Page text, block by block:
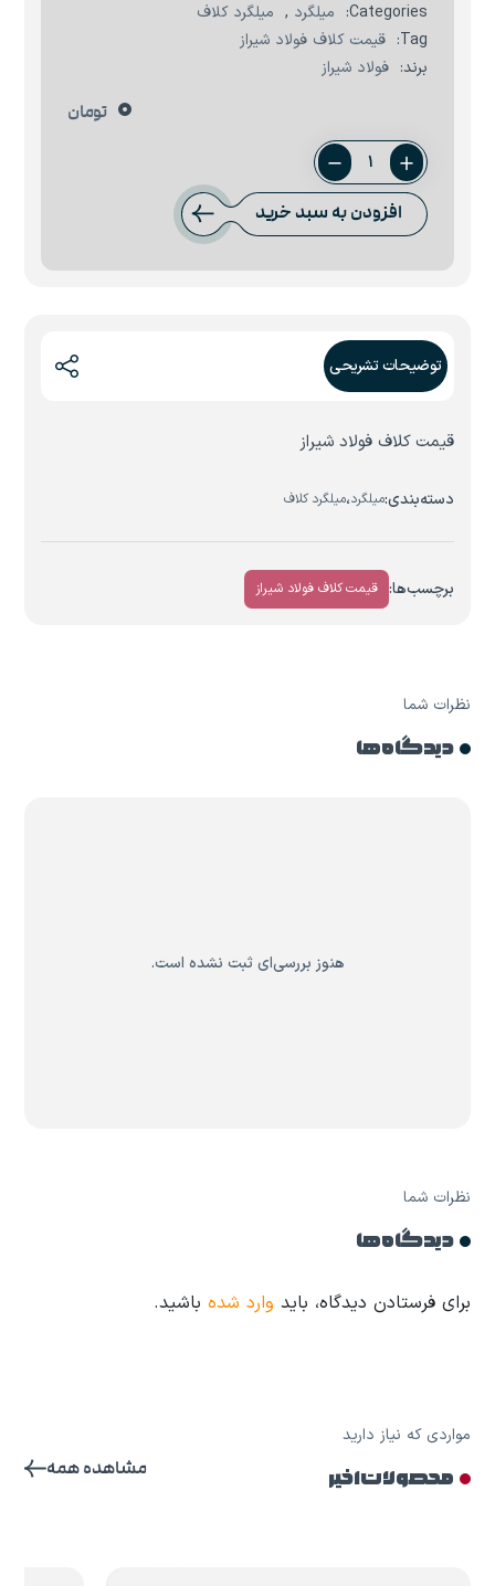
Categories: میلگرد , میلگرد کلاف
Tag:
قیمت کلاف فولاد شیراز
برند: فولاد شیراز
0 تومان
کلاف
9.5
فولاد
افزودن به سبد خرید
توضیحات تشریحی
قیمت کلاف فولاد شیراز
دسته‌بندی:میلگرد،میلگرد کلاف
برچسب‌ها: قیمت کلاف فولاد شیراز
نظرات شما
دیدگاه ها
هنوز بررسی‌ای ثبت نشده است.
نظرات شما
دیدگاه ها
برای فرستادن دیدگاه، باید وارد شده باشید.
مواردی که نیاز دارید
محصولات اخیر مشاهده همه